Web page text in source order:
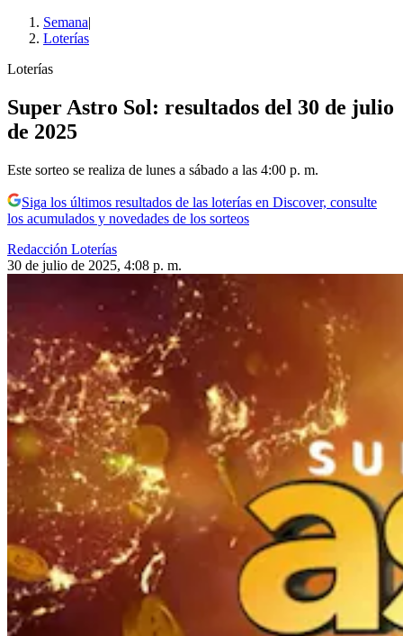
Semana|
Loterías
Loterías
Super Astro Sol: resultados del 30 de julio
de 2025
Este sorteo se realiza de lunes a sábado a las 4:00 p. m.
Siga los últimos resultados de las loterías en Discover, consulte
los acumulados y novedades de los sorteos
Redacción Loterías
30 de julio de 2025, 4:08 p. m.